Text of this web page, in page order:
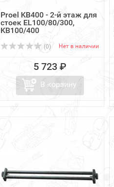
Proel KB400 - 2-й этаж для
стоек EL100/80/300,
KB100/400
(0) Нет в наличии
5 723 ₽
В корзину